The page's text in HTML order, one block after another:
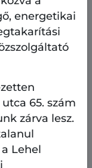
Piknik
energetikai
65. szám
zárva lesz.
Lehel